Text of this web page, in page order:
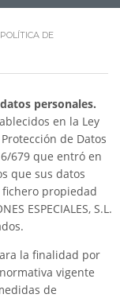
POLÍTICA DE
personales.
en la Ley
de Datos
679 que entró en
que sus datos
propiedad
ESPECIALES, S.L.
la finalidad por
vigente
de